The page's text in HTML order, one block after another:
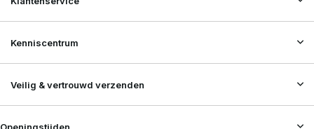
Kenniscentrum
Veilig & vertrouwd verzenden